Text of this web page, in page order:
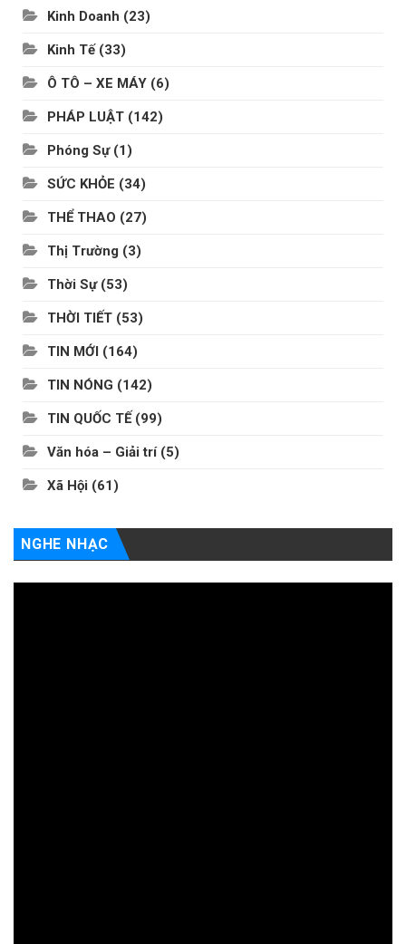
Kinh Doanh (23)
Kinh Tế(33)
Ô TÔ – XE MÁY (6)
PHÁP LUẬT (142)
Phóng Sự(1)
SỨC KHỎE (34)
THỂ THAO (27)
Thị Trường (3)
Thời Sự(53)
THỜI TIẾT (53)
TIN MỚI (164)
TIN NÓNG (142)
TIN QUỐC TẾ (99)
Văn hóa – Giải trí(5)
Xã Hội (61)
NGHE NHẠC